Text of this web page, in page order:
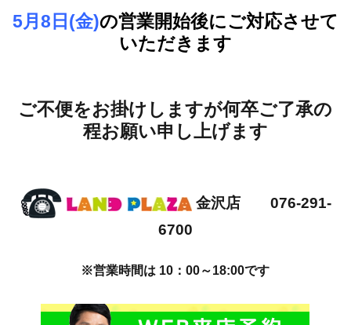
5月8日(金)の営業開始後にご対応させて
いただきます
ご不便をお掛けしますが何卒ご了承の
程お願い申し上げます
金沢店 076-291-
6700
※営業時間は 10：00～18:00です